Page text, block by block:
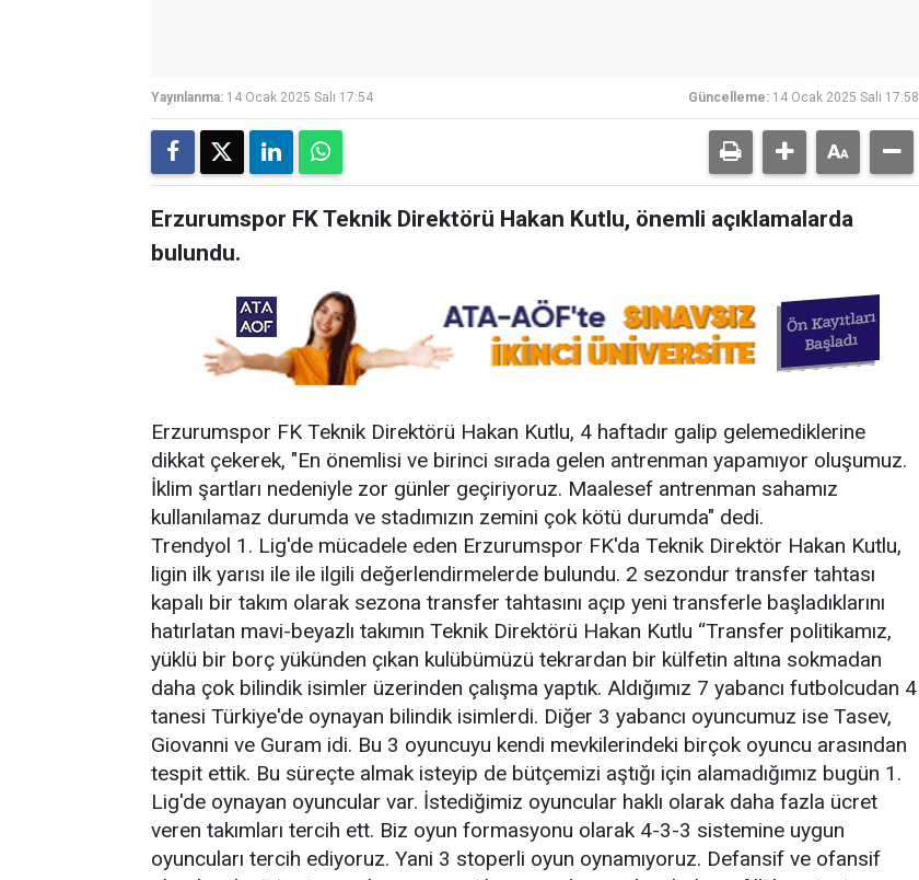
Yayınlanma: 14 Ocak 2025 Salı 17:54 Güncelleme: 14 Ocak 2025 Salı 17:58
Erzurumspor FK Teknik Direktörü Hakan Kutlu, önemli açıklamalarda
bulundu.
Erzurumspor FK Teknik Direktörü Hakan Kutlu, 4 haftadır galip gelemediklerine
dikkat çekerek, "En önemlisi ve birinci sırada gelen antrenman yapamıyor oluşumuz.
İklim şartları nedeniyle zor günler geçiriyoruz. Maalesef antrenman sahamız
kullanılamaz durumda ve stadımızın zemini çok kötü durumda" dedi.
Trendyol 1. Lig'de mücadele eden Erzurumspor FK'da Teknik Direktör Hakan Kutlu,
ligin ilk yarısı ile ile ilgili değerlendirmelerde bulundu. 2 sezondur transfer tahtası
kapalı bir takım olarak sezona transfer tahtasını açıp yeni transferle başladıklarını
hatırlatan mavi-beyazlı takımın Teknik Direktörü Hakan Kutlu “Transfer politikamız,
yüklü bir borç yükünden çıkan kulübümüzü tekrardan bir külfetin altına sokmadan
daha çok bilindik isimler üzerinden çalışma yaptık. Aldığımız 7 yabancı futbolcudan 4
tanesi Türkiye'de oynayan bilindik isimlerdi. Diğer 3 yabancı oyuncumuz ise Tasev,
Giovanni ve Guram idi. Bu 3 oyuncuyu kendi mevkilerindeki birçok oyuncu arasından
tespit ettik. Bu süreçte almak isteyip de bütçemizi aştığı için alamadığımız bugün 1.
Lig'de oynayan oyuncular var. İstediğimiz oyuncular haklı olarak daha fazla ücret
veren takımları tercih ett. Biz oyun formasyonu olarak 4-3-3 sistemine uygun
oyuncuları tercih ediyoruz. Yani 3 stoperli oyun oynamıyoruz. Defansif ve ofansif